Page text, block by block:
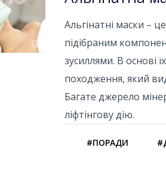
Альгінатні маски –
підібраним
зусиллями. В основі
походження, який
Багате джерело
ліфтінгову дію.
#ПОРАДИ